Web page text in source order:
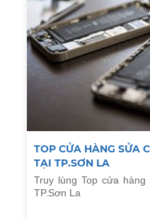
TOP CỬA HÀNG SỬA
TẠI TP.SƠN LA
Truy lùng Top cửa
TP.Sơn La